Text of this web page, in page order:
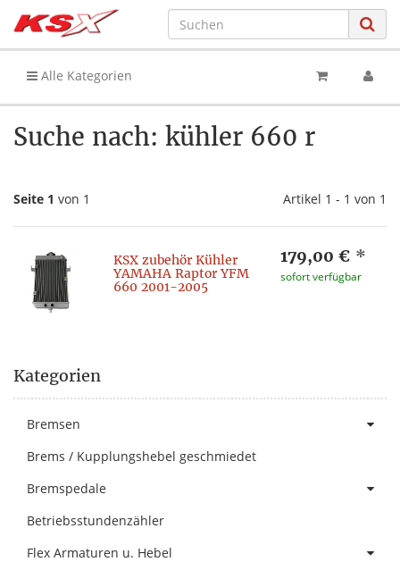
Alle Kategorien
Suche nach: kühler 660 r
Seite 1 von 1 Artikel 1 - 1 von 1
KSX zubehör Kühler
YAMAHA Raptor YFM
660 2001-2005
179,00 € *
sofort verfügbar
Kategorien
Bremsen
Brems / Kupplungshebel geschmiedet
Bremspedale
Betriebsstundenzähler
Flex Armaturen u. Hebel